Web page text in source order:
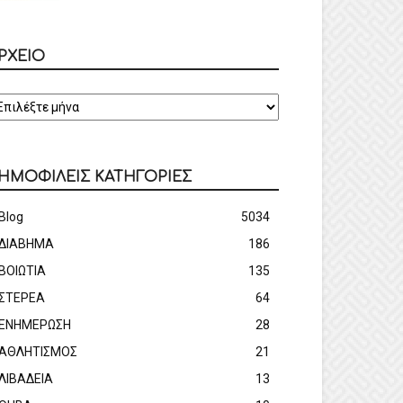
ΚΑΤΗΓΟΡΙΕΣ
Blog
5034
186
ΒΟΙΩΤΙΑ
135
64
ΕΝΗΜΕΡΩΣΗ
28
21
13